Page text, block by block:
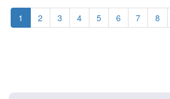
1 2 3 4 5 6 7 8